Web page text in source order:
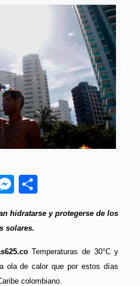
Messenger
Compartir
hidratarse y protegerse de los
solares.
Temperaturas de 30°C y
ola de calor que por estos días
colombiano.